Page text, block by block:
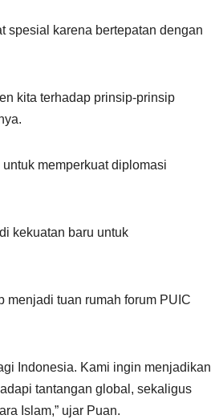
spesial karena bertepatan dengan
kita terhadap prinsip-prinsip
memperkuat diplomasi
kekuatan baru untuk
menjadi tuan rumah forum PUIC
Indonesia. Kami ingin menjadikan
tantangan global, sekaligus
Islam,” ujar Puan.